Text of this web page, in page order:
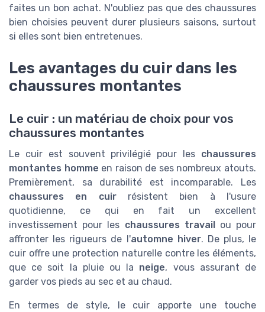
faites un bon achat. N'oubliez pas que des chaussures
bien choisies peuvent durer plusieurs saisons, surtout
si elles sont bien entretenues.
Les avantages du cuir dans les
chaussures montantes
Le cuir : un matériau de choix pour vos
chaussures montantes
Le cuir est souvent privilégié pour les chaussures
montantes homme en raison de ses nombreux atouts.
Premièrement, sa durabilité est incomparable. Les
chaussures en cuirrésistent bien à l'usure
quotidienne, ce qui en fait un excellent
investissement pour les chaussures travail
ou pour
affronter les rigueurs de l'automne hiver. De plus, le
cuir offre une protection naturelle contre les éléments,
que ce soit la pluie ou la neige, vous assurant de
garder vos pieds au sec et au chaud.
En termes de style, le cuir apporte une touche